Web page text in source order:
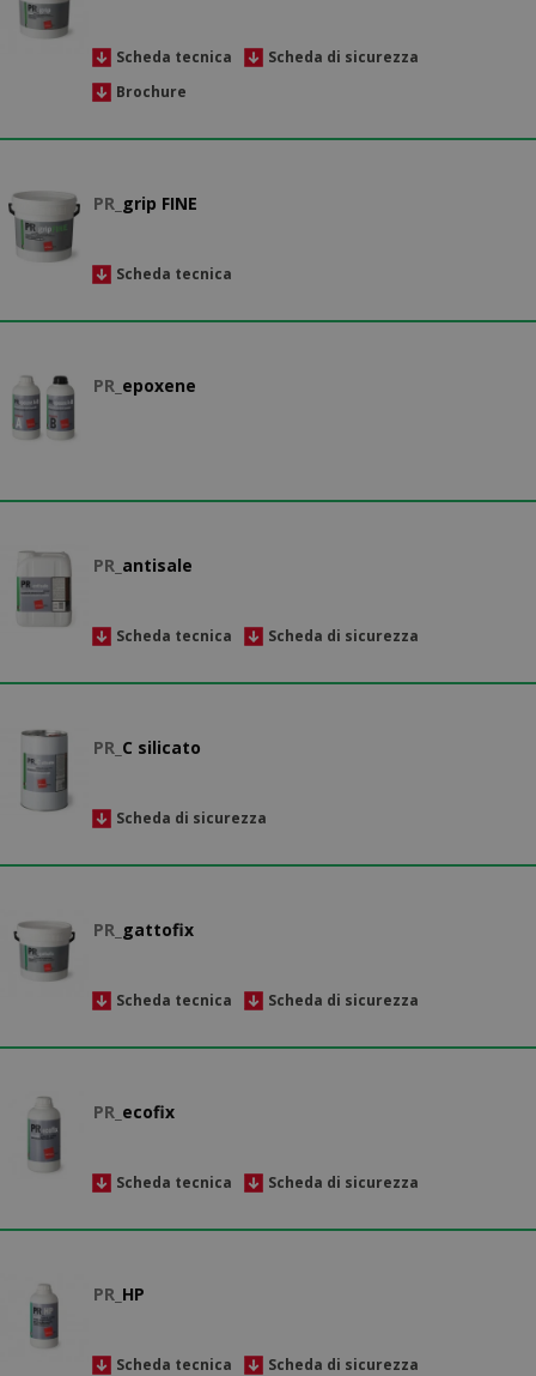
Scheda tecnica
Scheda di sicurezza
Brochure
PR_ grip FINE
Scheda tecnica
PR_ epoxene
PR_ antisale
Scheda tecnica Scheda di sicurezza
PR_ C silicato
Scheda di sicurezza
PR_ gattofix
Scheda tecnica Scheda di sicurezza
PR_ ecofix
Scheda tecnica Scheda di sicurezza
PR_ HP
Scheda tecnica Scheda di sicurezza